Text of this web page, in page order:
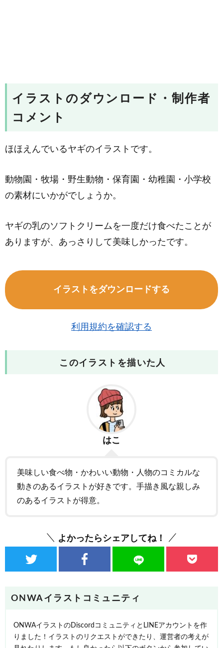
イラストのダウンロード・制作者
コメント
ほほえんでいるヤギのイラストです。
動物園・牧場・野生動物・保育園・幼稚園・小学校
の素材にいかがでしょうか。
ヤギの乳のソフトクリームを一度だけ食べたことが
ありますが、あっさりして美味しかったです。
イラストをダウンロードする
利用規約を確認する
このイラストを描いた人
はこ
美味しい食べ物・かわいい動物・人物のコミカルな
動きのあるイラストが好きです。手描き風な親しみ
のあるイラストが得意。
よかったらシェアしてね！
ONWAイラストコミュニティ
ONWAイラストのDiscordコミュニティとLINEアカウントを作
りました！イラストのリクエストができたり、運営者の考えが